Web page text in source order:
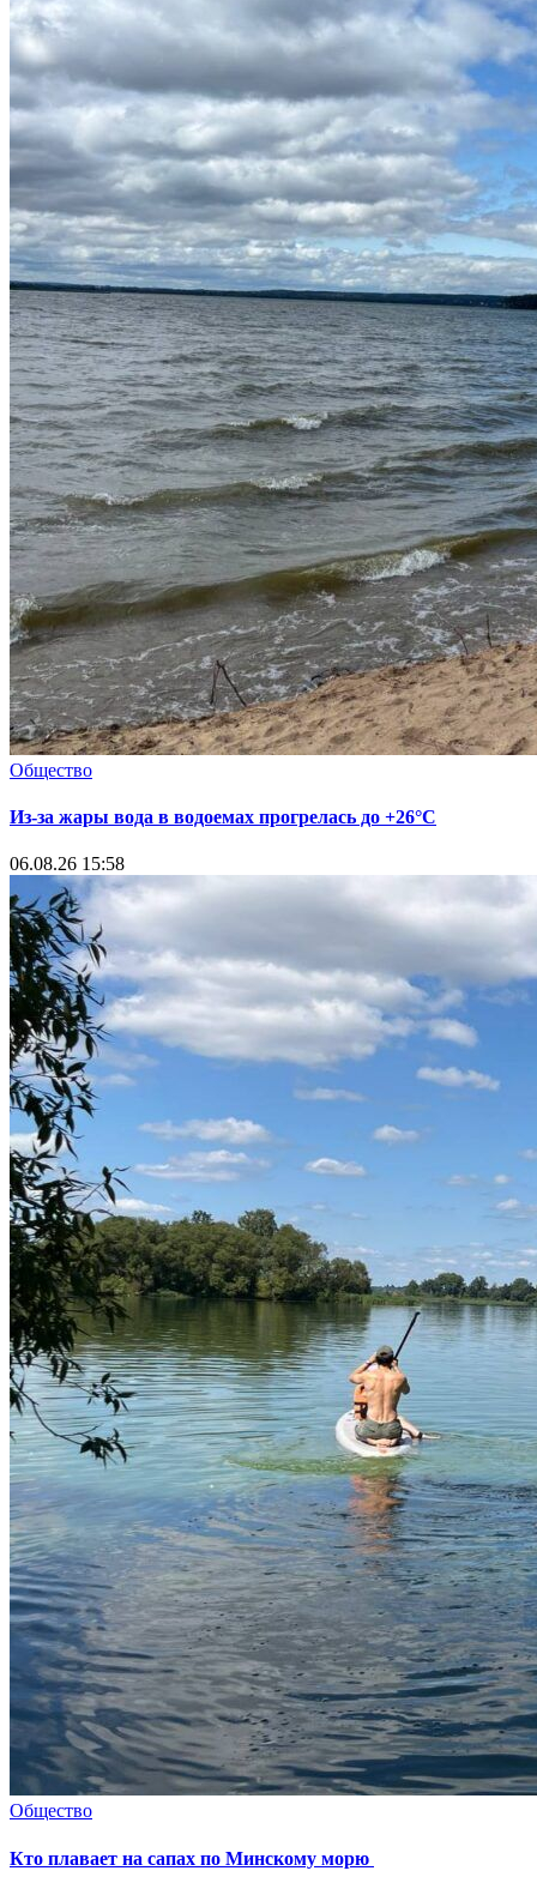
Общество
Из-за жары вода в водоемах прогрелась до +26°C
06.08.26 15:58
Общество
Кто плавает на сапах по Минскому морю